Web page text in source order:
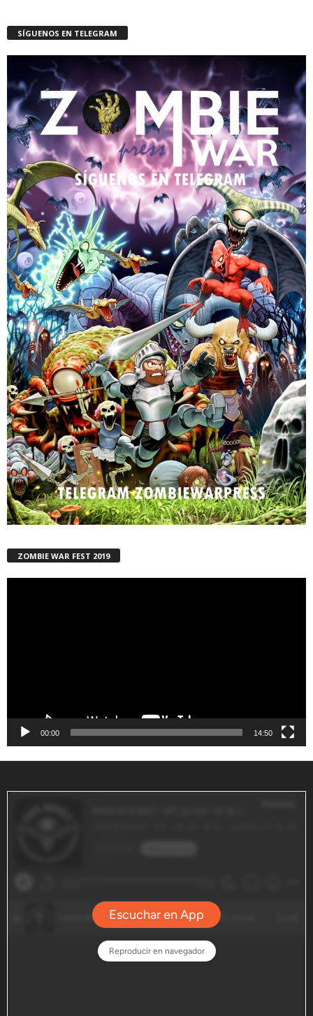
SÍGUENOS EN TELEGRAM
ZOMBIE WAR FEST 2019
00:00 14:50